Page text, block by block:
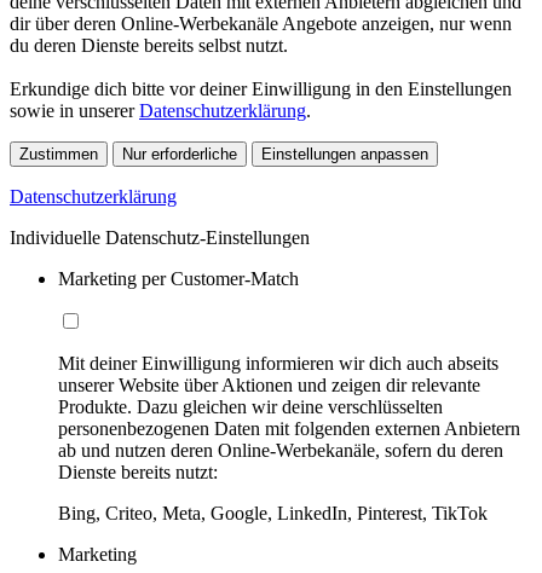
dir über deren Online-Werbekanäle Angebote anzeigen, nur wenn
du deren Dienste bereits selbst nutzt.
Erkundige dich bitte vor deiner Einwilligung in den Einstellungen
sowie in unsererDatenschutzerklärung.
Zustimmen Nur erforderliche Einstellungen anpassen
Datenschutzerklärung
Individuelle Datenschutz-Einstellungen
Marketing per Customer-Match
Mit deiner Einwilligung informieren wir dich auch abseits
unserer Website über Aktionen und zeigen dir relevante
Produkte. Dazu gleichen wir deine verschlüsselten
personenbezogenen Daten mit folgenden externen Anbietern
ab und nutzen deren Online-Werbekanäle, sofern du deren
Dienste bereits nutzt:
Bing, Criteo, Meta, Google, LinkedIn, Pinterest, TikTok
Marketing